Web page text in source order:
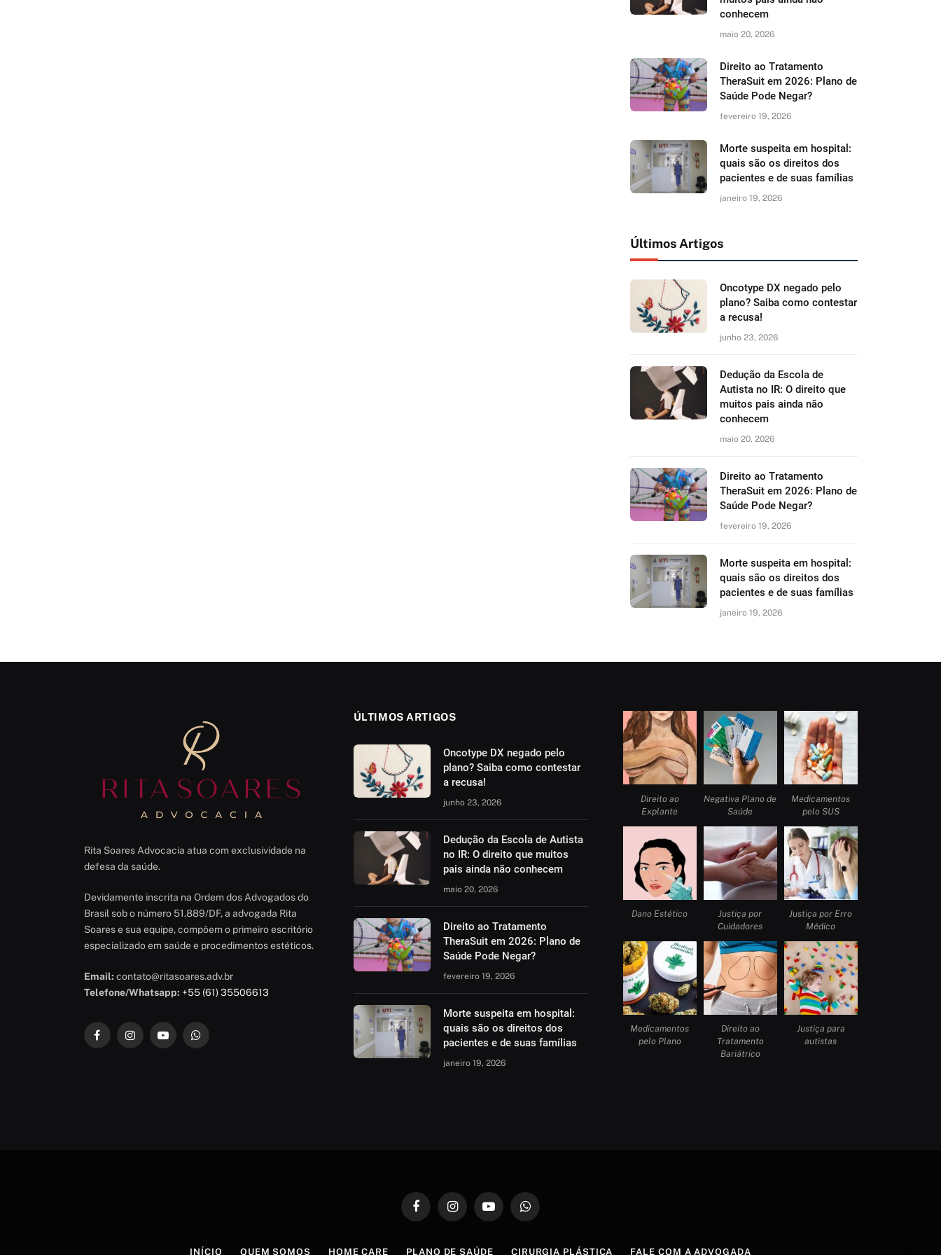
conhecem
maio 20, 2026
Direito ao Tratamento
TheraSuit em 2026: Plano de
Saúde Pode Negar?
fevereiro 19, 2026
Morte suspeita em hospital:
quais são os direitos dos
pacientes e de suas famílias
janeiro 19, 2026
Últimos Artigos
Oncotype DX negado pelo
plano? Saiba como contestar
a recusa!
junho 23, 2026
Dedução da Escola de
Autista no IR: O direito que
muitos pais ainda não
conhecem
maio 20, 2026
Direito ao Tratamento
TheraSuit em 2026: Plano de
Saúde Pode Negar?
fevereiro 19, 2026
Morte suspeita em hospital:
quais são os direitos dos
pacientes e de suas famílias
janeiro 19, 2026
Rita Soares Advocacia atua com exclusividade na
defesa da saúde.
Devidamente inscrita na Ordem dos Advogados do
Brasil sob o número 51.889/DF, a advogada Rita
Soares e sua equipe, compõem o primeiro escritório
especializado em saúde e procedimentos estéticos.
Email: contato@ritasoares.adv.br
Telefone/Whatsapp: +55 (61) 35506613
FacebookInstagramYouTubeWhatsApp
ÚLTIMOS ARTIGOS
Oncotype DX negado pelo
plano? Saiba como contestar
a recusa!
junho 23, 2026
Dedução da Escola de Autista
no IR: O direito que muitos
pais ainda não conhecem
maio 20, 2026
Direito ao Tratamento
TheraSuit em 2026: Plano de
Saúde Pode Negar?
fevereiro 19, 2026
Morte suspeita em hospital:
quais são os direitos dos
pacientes e de suas famílias
janeiro 19, 2026
Direito ao
Explante
Negativa Plano de
Saúde
Medicamentos
pelo SUS
Dano Estético
Justiça por
Cuidadores
Justiça por Erro
Médico
Medicamentos
pelo Plano
Direito ao
Tratamento
Bariátrico
Justiça para
autistas
FacebookInstagramYouTubeWhatsApp
INÍCIO QUEM SOMOS HOME CARE PLANO DE SAÚDE CIRURGIA PLÁSTICA FALE COM A ADVOGADA